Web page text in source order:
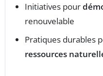
Initiatives pour
renouvelable
Pratiques durables
ressources